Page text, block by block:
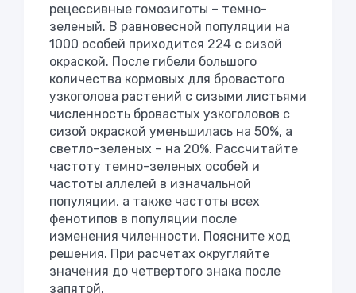
рецессивные гомозиготы – темно-
зеленый. В равновесной популяции на
1000 особей приходится 224 с сизой
окраской. После гибели большого
количества кормовых для бровастого
узкоголова растений с сизыми листьями
численность бровастых узкоголовов с
сизой окраской уменьшилась на 50%, а
светло-зеленых – на 20%. Рассчитайте
частоту темно-зеленых особей и
частоты аллелей в изначальной
популяции, а также частоты всех
фенотипов в популяции после
изменения чиленности. Поясните ход
решения. При расчетах округляйте
значения до четвертого знака после
запятой.